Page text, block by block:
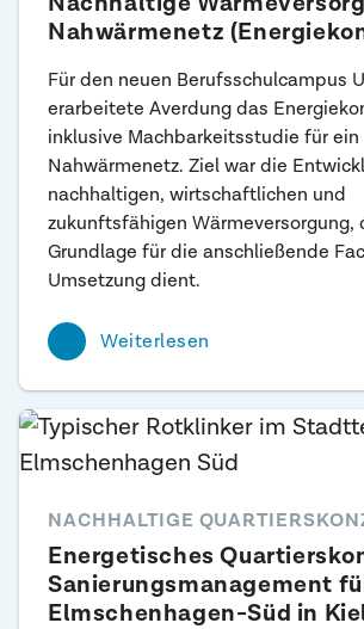
Nah­wärmenetz
Für den neuen Berufsschulcampus
erarbeitete Averdung das
inklusive Machbarkeitsstudie für ein
Nahwärmenetz. Ziel war die
nachhaltigen, wirtschaftlichen und
zukunftsfähigen Wärmeversorgung,
Grundlage für die anschließende
Umsetzung dient.
Weiterlesen
NACHHALTIGE
Energetisches
Sanierungs­management
Elmschen­hagen-Süd in